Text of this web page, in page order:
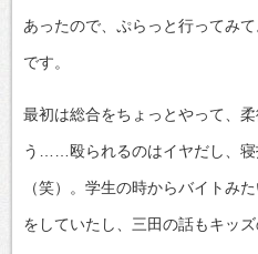
あったので、ぷらっと行ってみ
です。
最初は総合をちょっとやって、
う……殴られるのはイヤだし、寝
（笑）。学生の時からバイトみ
をしていたし、三田の話もキッ